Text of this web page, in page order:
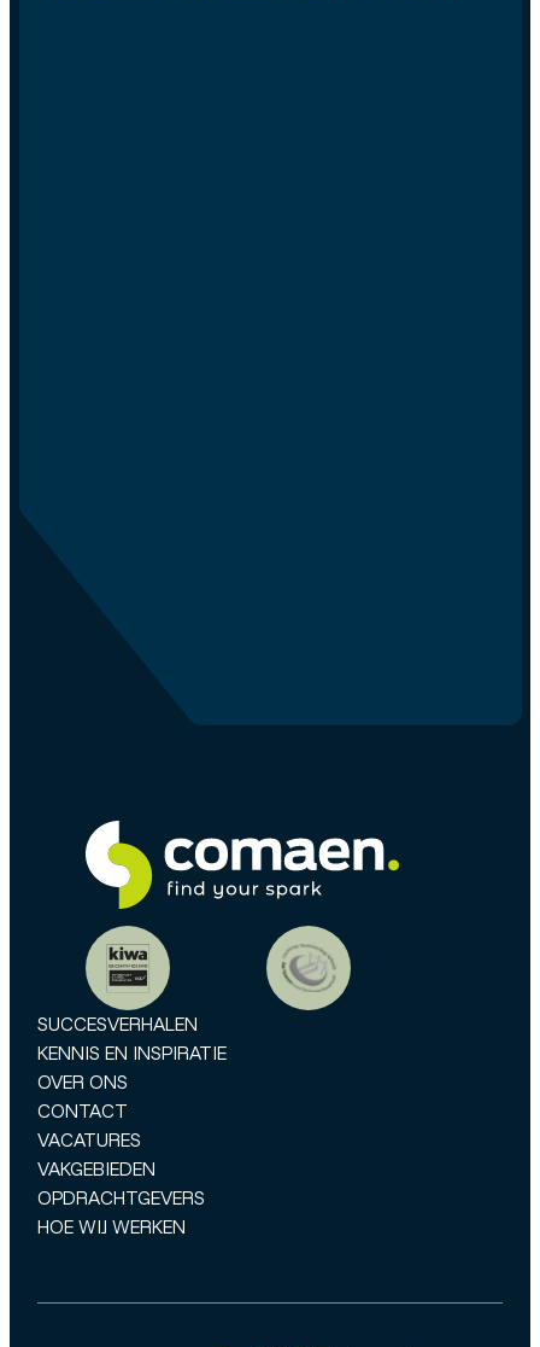
SUCCESVERHALEN
KENNIS EN INSPIRATIE
OVER ONS
CONTACT
VACATURES
VAKGEBIEDEN
OPDRACHTGEVERS
HOE WIJ WERKEN